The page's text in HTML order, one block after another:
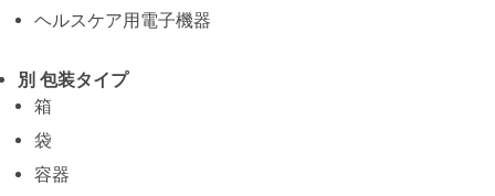
ヘルスケア用電子機器
別 包装タイプ
箱
袋
容器